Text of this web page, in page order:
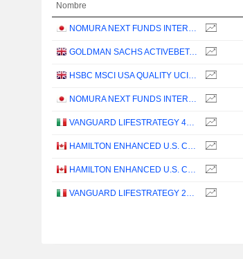
Nombre
NOMURA NEXT FUNDS INTERNATIONAL EQUITY MSCI-KOKUSAI (YEN-HEDGED) ETF - JPY
GOLDMAN SACHS ACTIVEBETA PARIS-ALIGNED SUSTAINABLE US LARGE CAP EQUITY UCITS ETF - USD
HSBC MSCI USA QUALITY UCITS ETF - USD
NOMURA NEXT FUNDS INTERNATIONAL EQUITY MSCI-KOKUSAI (UNHEDGED) ETF - JPY
VANGUARD LIFESTRATEGY 40% EQUITY UCITS ETF - DISTRIBUTING - EUR
HAMILTON ENHANCED U.S. COVERED CALL ETF - CAD HEDGED
HAMILTON ENHANCED U.S. COVERED CALL ETF - USD
VANGUARD LIFESTRATEGY 20% EQUITY UCITS ETF - DISTRIBUTING - EUR